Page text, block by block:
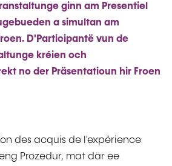
ginn am Presentiel
a simultan am
D'Participantë vun de
kréien och
no der Präsentatioun hir Froen
des acquis de l'expérience
Prozedur, mat där ee